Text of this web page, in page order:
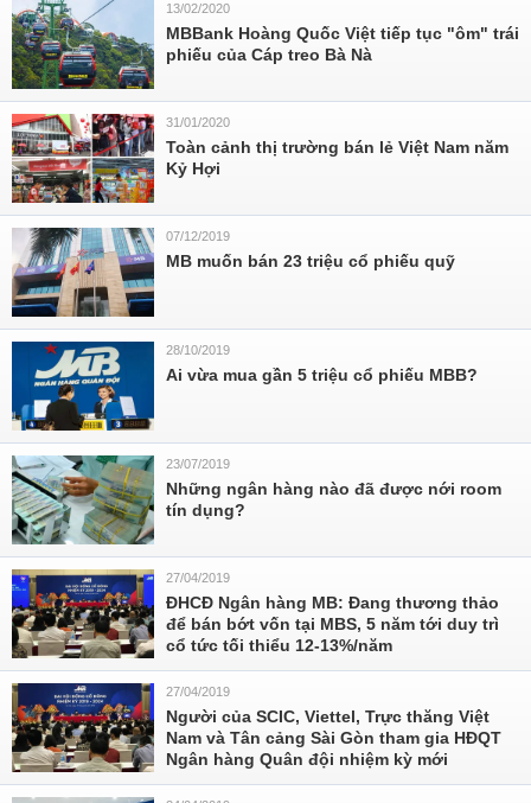
13/02/2020
MBBank Hoàng Quốc Việt tiếp tục "ôm" trái
phiếu của Cáp treo Bà Nà
31/01/2020
Toàn cảnh thị trường bán lẻ Việt Nam năm
Kỷ Hợi
07/12/2019
MB muốn bán 23 triệu cổ phiếu quỹ
28/10/2019
Ai vừa mua gần 5 triệu cổ phiếu MBB?
23/07/2019
Những ngân hàng nào đã được nới room
tín dụng?
27/04/2019
ĐHCĐ Ngân hàng MB: Đang thương thảo
để bán bớt vốn tại MBS, 5 năm tới duy trì
cổ tức tối thiểu 12-13%/năm
27/04/2019
Người của SCIC, Viettel, Trực thăng Việt
Nam và Tân cảng Sài Gòn tham gia HĐQT
Ngân hàng Quân đội nhiệm kỳ mới